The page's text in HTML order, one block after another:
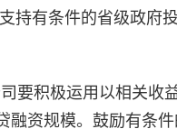
持有条件的省级政府
积极运用以相关收
资规模。鼓励有条